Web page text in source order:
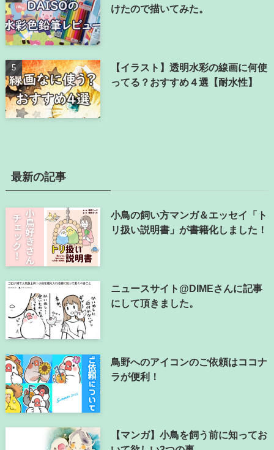
けたので描いてみた。
【イラスト】透明水彩の線画に何使
ってる？おすすめ４選【耐水性】
最新の記事
小鳥の飼い方マンガ＆エッセイ「ト
リ扱い説明書」が書籍化しました！
ニュースサイト@DIMEさんに記事
にして頂きました。
鳥野へのアイコンのご依頼はココナ
ラが便利！
【マンガ】小鳥を飼う前に知ってお